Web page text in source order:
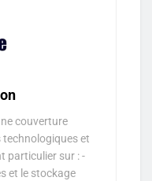
couverture
et
particulier sur : -
et le stockage